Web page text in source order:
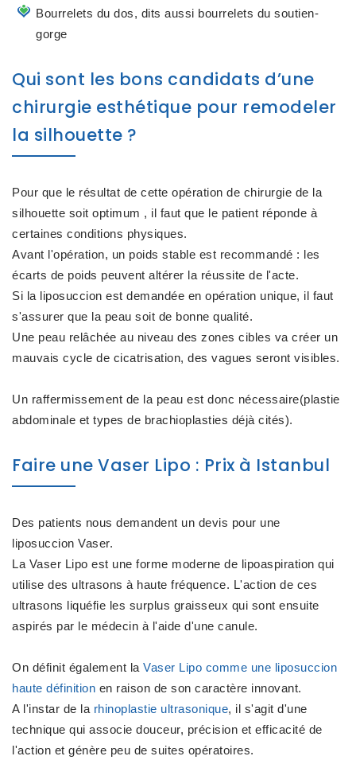
Bourrelets du dos, dits aussi bourrelets du soutien-
gorge
Qui sont les bons candidats d’une
chirurgie esthétique pour remodeler
la silhouette ?
Pour que le résultat de cette opération de chirurgie de la
silhouette soit optimum , il faut que le patient réponde à
certaines conditions physiques.
Avant l'opération, un poids stable est recommandé : les
écarts de poids peuvent altérer la réussite de l'acte.
Si la liposuccion est demandée en opération unique, il faut
s'assurer que la peau soit de bonne qualité.
Une peau relâchée au niveau des zones cibles va créer un
mauvais cycle de cicatrisation, des vagues seront visibles.
Un raffermissement de la peau est donc nécessaire(plastie
abdominale et types de brachioplasties déjà cités).
Faire une Vaser Lipo : Prix à Istanbul
Des patients nous demandent un devis pour une
liposuccion Vaser.
La Vaser Lipo est une forme moderne de lipoaspiration qui
utilise des ultrasons à haute fréquence. L'action de ces
ultrasons liquéfie les surplus graisseux qui sont ensuite
aspirés par le médecin à l'aide d'une canule.
On définit également la Vaser Lipo comme une liposuccion
haute définition en raison de son caractère innovant.
A l'instar de la rhinoplastie ultrasonique, il s'agit d'une
technique qui associe douceur, précision et efficacité de
l'action et génère peu de suites opératoires.